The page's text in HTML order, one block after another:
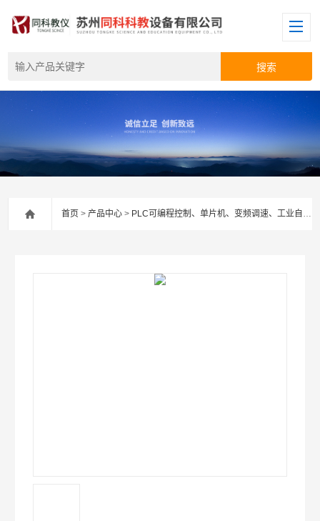
首页 >产品中心 > PLC可编程控制、单片机、变频调速、工业自动化等设备类